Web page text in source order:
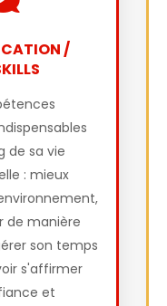
/
de sa vie
: mieux
de manière
son temps
s'affirmer
et